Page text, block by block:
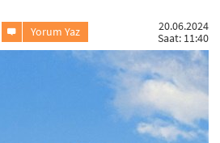
Yorum Yaz
20.06.2024
Saat: 11:40